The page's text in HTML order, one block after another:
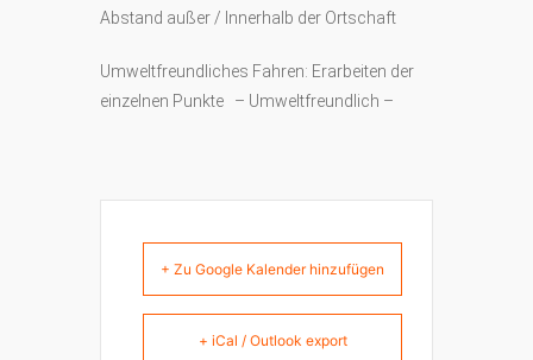
Abstand außer / Innerhalb der Ortschaft
Umweltfreundliches Fahren: Erarbeiten der
einzelnen Punkte – Umweltfreundlich –
+ Zu Google Kalender hinzufügen
+ iCal / Outlook export